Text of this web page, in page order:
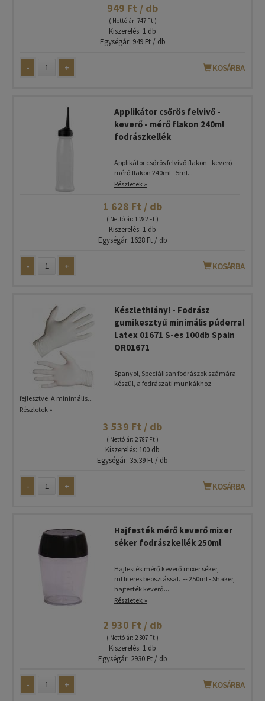
949 Ft / db
( Nettó ár: 747 Ft )
Kiszerelés: 1 db
Egységár: 949 Ft / db
- + KOSÁRBA
Applikátor csőrös felvivő -
keverő - mérő flakon 240ml
fodrászkellék
Applikátor csőrös felvivő flakon - keverő -
mérő flakon 240ml - 5ml...
Részletek »
1 628 Ft / db
( Nettó ár: 1 282 Ft )
Kiszerelés: 1 db
Egységár: 1628 Ft / db
- + KOSÁRBA
Készlethiány! - Fodrász
gumikesztyű minimális púderral
Latex 01671 S-es 100db Spain
OR01671
Spanyol, Speciálisan fodrászok számára
készül, a fodrászati munkákhoz
fejlesztve. A minimális...
Részletek »
3 539 Ft / db
( Nettó ár: 2 787 Ft )
Kiszerelés: 100 db
Egységár: 35.39 Ft / db
- + KOSÁRBA
Hajfesték mérő keverő mixer
séker fodrászkellék 250ml
Hajfesték mérő keverő mixer séker,
ml literes beosztással. -- 250ml - Shaker,
hajfesték keverő...
Részletek »
2 930 Ft / db
( Nettó ár: 2 307 Ft )
Kiszerelés: 1 db
Egységár: 2930 Ft / db
- + KOSÁRBA